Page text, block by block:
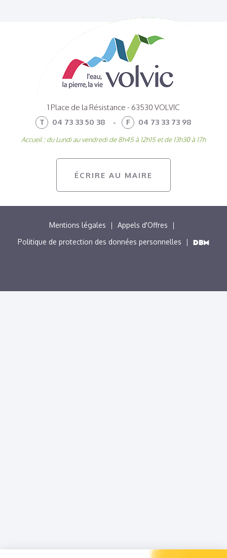
ÉCRIRE AU MAIRE
1 Place de la Résistance - 63530 VOLVIC
T
04 73 33 50 38 - F 04 73 33 73 98
Accueil : du Lundi au vendredi de 8h45 à 12h15 et de 13h30 à 17h
MENU
PIED
Mentions légales
Appels d'Offres
Politique de protection des données personnelles